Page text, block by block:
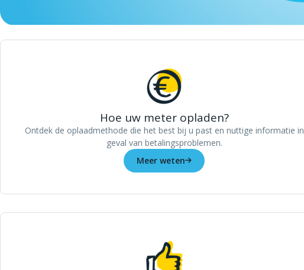
Hoe uw meter opladen?
Ontdek de oplaadmethode die het best bij u past en nuttige informatie in
geval van betalingsproblemen.
Meer weten